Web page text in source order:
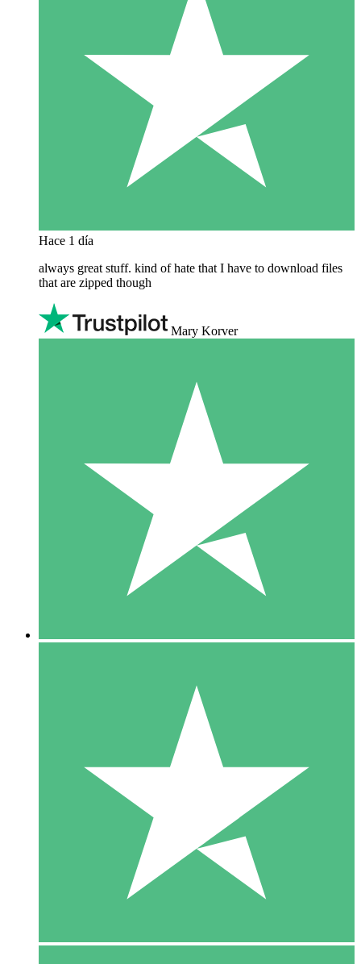
Hace 1 día
always great stuff. kind of hate that I have to download files
that are zipped though
Mary Korver